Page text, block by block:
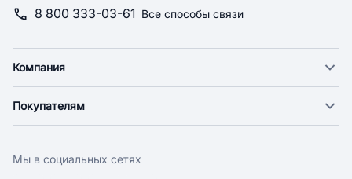
8 800 333-03-61 Все способы связи
Компания
Новости
Поставщикам
Покупателям
Оплата
Мы в социальных сетях